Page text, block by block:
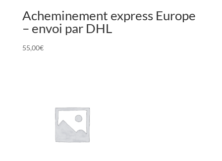
Acheminement express Europe
– envoi par DHL
55,00€